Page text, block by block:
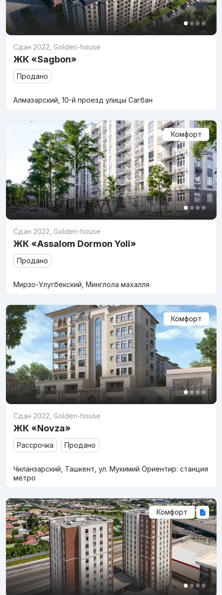
Сдан 2022 Golden-house
ЖК «Sagbon»
Продано
Алмазарский, 10-й проезд улицы Сагбан
Комфорт
Сдан 2022 Golden-house
ЖК «Assalom Dormon Yoli»
Продано
Мирзо-Улугбекский, Минглола махалля
Комфорт
Сдан 2022 Golden-house
ЖК «Novza»
Рассрочка Продано
Чиланзарский, Ташкент, ул. Мукимий Ориентир: станция
метро
Комфорт